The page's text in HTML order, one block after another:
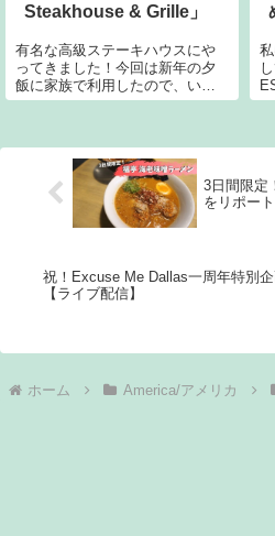
Steakhouse & Grille」
有名な高級ステーキハウスにや
ってきました！今回は新年の夕
飯に家族で利用したので、いつ
もよりリッチにいただきます。
スティンやヒューストン、さら
にはシカゴと、
3日間限定
をリポート
祝！Excuse Me Dallas一周年特別
【ライブ配信】
ホーム America/アメリカ